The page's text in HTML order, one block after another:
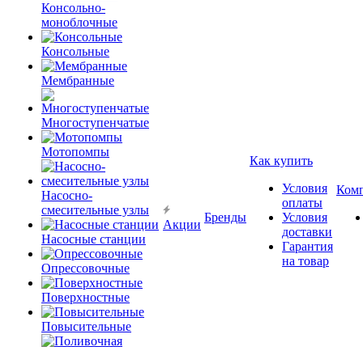
Консольно-
моноблочные
Консольные
Мембранные
Многоступенчатые
Мотопомпы
Насосно-
смесительные узлы
Насосные станции
Опрессовочные
Поверхностные
Повысительные
Акции
Бренды
Как купить
Условия
оплаты
Условия
доставки
Гарантия
на товар